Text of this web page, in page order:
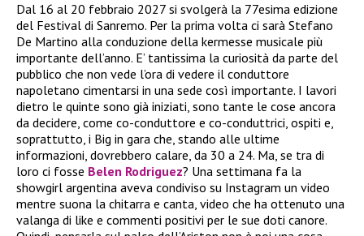
Dal 16 al 20 febbraio 2027 si svolgerà la 77esima edizione
del Festival di Sanremo. Per la prima volta ci sarà Stefano
De Martino alla conduzione della kermesse musicale più
importante dell’anno. E’ tantissima la curiosità da parte del
pubblico che non vede l’ora di vedere il conduttore
napoletano cimentarsi in una sede così importante. I lavori
dietro le quinte sono già iniziati, sono tante le cose ancora
da decidere, come co-conduttore e co-conduttrici, ospiti e,
soprattutto, i Big in gara che, stando alle ultime
informazioni, dovrebbero calare, da 30 a 24. Ma, se tra di
loro ci fosse Belen Rodriguez? Una settimana fa la
showgirl argentina aveva condiviso su Instagram un video
mentre suona la chitarra e canta, video che ha ottenuto una
valanga di like e commenti positivi per le sue doti canore.